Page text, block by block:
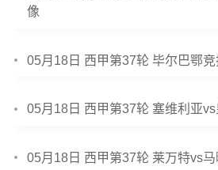
像
05月18日 西甲第37轮 毕尔巴鄂
05月18日 西甲第37轮 塞维利亚
05月18日 西甲第37轮 莱万特vs